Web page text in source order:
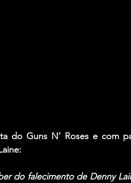
do Guns N’ Roses e com
:
do falecimento de Denny